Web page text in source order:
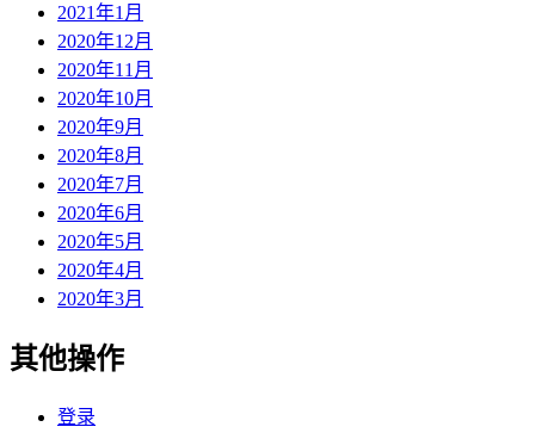
2021年1月
2020年12月
2020年11月
2020年10月
2020年9月
2020年8月
2020年7月
2020年6月
2020年5月
2020年4月
2020年3月
其他操作
登录